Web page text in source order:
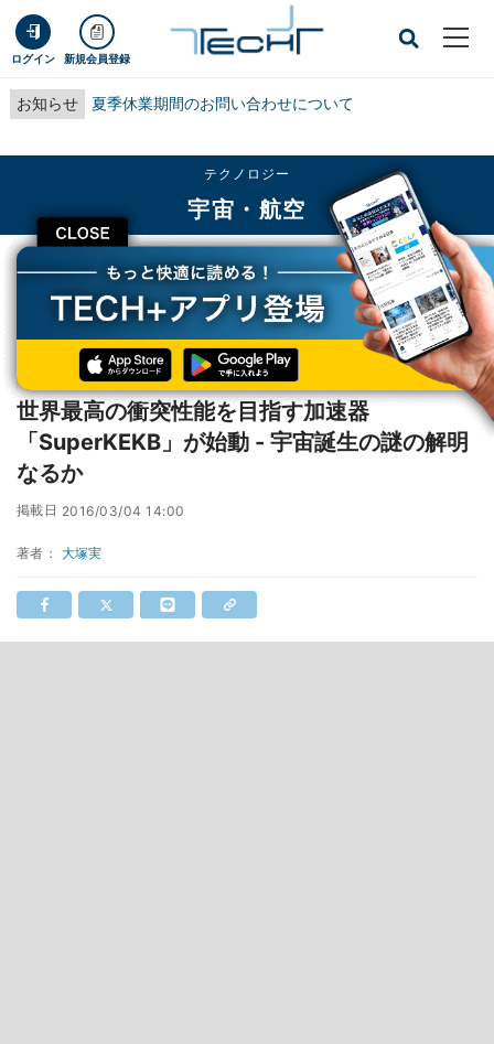
ログイン 新規会員登録
お知らせ 夏季休業期間のお問い合わせについて
CLOSE
テクノロジー
宇宙・航空
TECH+ テクノロジー
宇宙・航空
世界最高の衝突性能を目指す加速器「SuperKEKB」が始動 - 宇宙誕生の謎の解
レポート
世界最高の衝突性能を目指す加速器
「SuperKEKB」が始動 - 宇宙誕生の謎の解明
なるか
掲載日 2016/03/04 14:00
著者： 大塚実